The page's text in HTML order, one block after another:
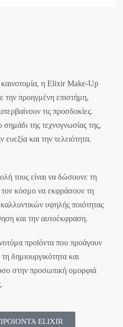
η Elixir Make-Up
την προηγμένη επιστήμη,
τις προσδοκίες.
της τεχνογνωσίας της,
ευεξία και την τελειότητα.
τους είναι να δώσουνε τη
κόσμο να εκφράσουν τη
υψηλής ποιότητας
και την αυτοέκφραση.
προϊόντα που προάγουν
δημιουργικότητα και
στην προσωπική ομορφιά
ELIXIR